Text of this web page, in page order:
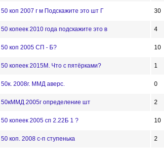
50 коп 2007 г м Подскажите это шт Г 30
50 копеек 2010 года подскажите это в 4
50 коп 2005 СП - Б? 10
50 копеек 2015М. Что с пятёрками? 1
50к. 2008г. ММД аверс. 0
50кММД 2005г определение шт 2
50 копеек 2005 сп 2.22Б 1 ? 10
50 коп. 2008 с-п ступенька 2